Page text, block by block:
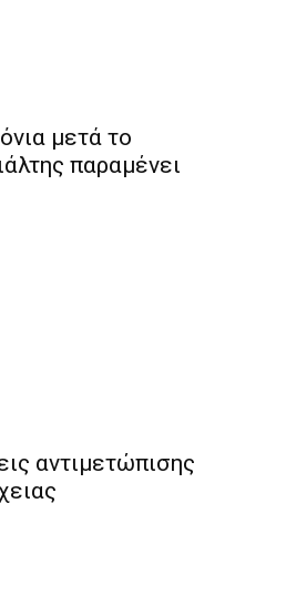
μετά το
παραμένει
αντιμετώπισης